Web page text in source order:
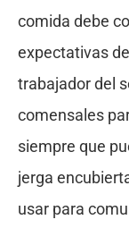
comida debe
expectativas
trabajador del
comensales
siempre que
jerga
usar para